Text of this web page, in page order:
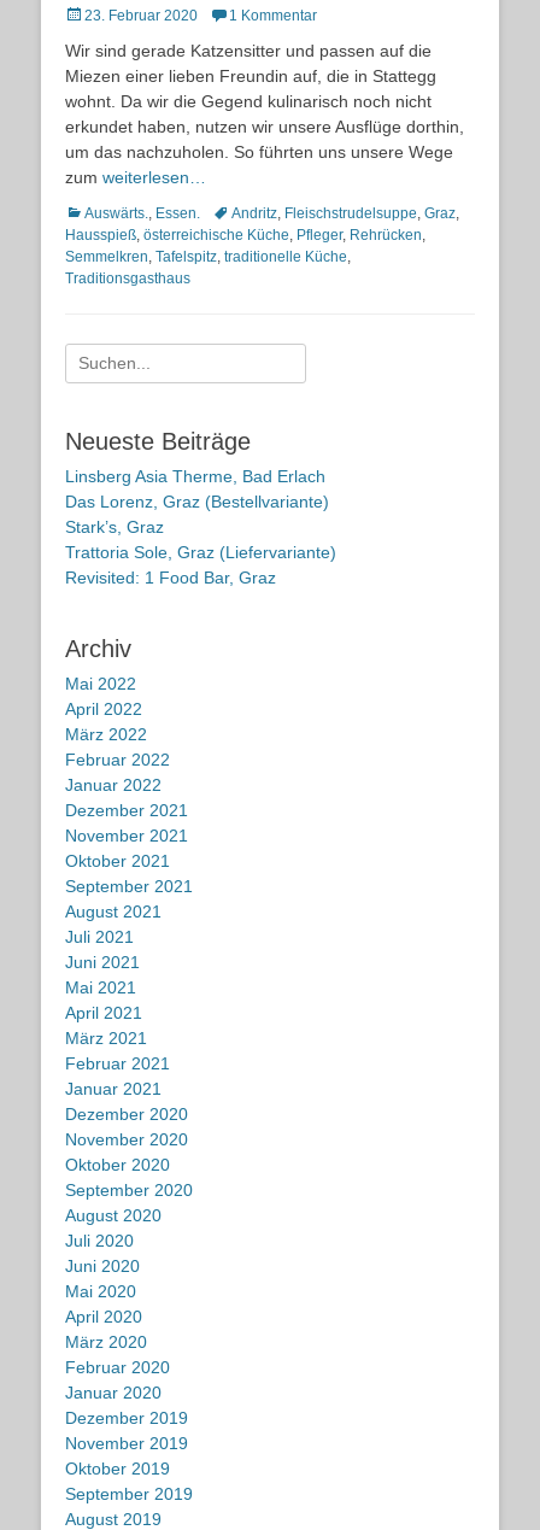
Posted23. Februar 2020 1 Kommentar
Wir sind gerade Katzensitter und passen auf die
Miezen einer lieben Freundin auf, die in Stattegg
wohnt. Da wir die Gegend kulinarisch noch nicht
erkundet haben, nutzen wir unsere Ausflüge dorthin,
um das nachzuholen. So führten uns unsere Wege
zum weiterlesen…
Kategorien
Auswärts., Essen. Schlagworte
Andritz, Fleischstrudelsuppe, Graz,
Hausspieß, österreichische Küche, Pfleger, Rehrücken,
Semmelkren, Tafelspitz, traditionelle Küche,
Traditionsgasthaus
Suche
nach:
Neueste Beiträge
Linsberg Asia Therme, Bad Erlach
Das Lorenz, Graz (Bestellvariante)
Stark’s, Graz
Trattoria Sole, Graz (Liefervariante)
Revisited: 1 Food Bar, Graz
Archiv
Mai 2022
April 2022
März 2022
Februar 2022
Januar 2022
Dezember 2021
November 2021
Oktober 2021
September 2021
August 2021
Juli 2021
Juni 2021
Mai 2021
April 2021
März 2021
Februar 2021
Januar 2021
Dezember 2020
November 2020
Oktober 2020
September 2020
August 2020
Juli 2020
Juni 2020
Mai 2020
April 2020
März 2020
Februar 2020
Januar 2020
Dezember 2019
November 2019
Oktober 2019
September 2019
August 2019